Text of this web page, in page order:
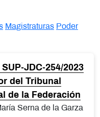
Magistraturas Poder
JDC-254/2023
del Tribunal
de la Federación
Serna de la Garza